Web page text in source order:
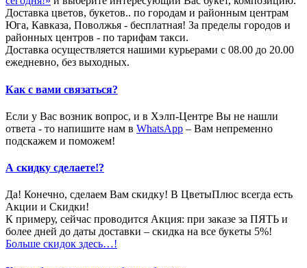
Доставка цветов, букетов.. по городам и районным центрам
Юга, Кавказа, Поволжья - бесплатная! За пределы городов и
районных центров - по тарифам такси.
Доставка осуществляется нашими курьерами с 08.00 до 20.00
ежедневно, без выходных.
Как с вами связаться?
Если у Вас возник вопрос, и в Хэлп-Центре Вы не нашли
ответа - то напишите нам в WhatsApp – Вам непременно
подскажем и поможем!
А скидку сделаете!?
Да! Конечно, сделаем Вам скидку! В ЦветыПлюс всегда есть
Акции и Скидки!
К примеру, сейчас проводится Акция: при заказе за ПЯТЬ и
более дней до даты доставки – скидка на все букеты 5%!
Больше скидок здесь…!